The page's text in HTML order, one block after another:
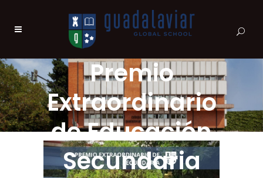
Premio
Extraordinario
de Educación
Secundaria